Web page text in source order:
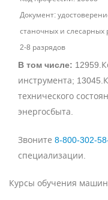
Документ:
станочных и слесарных
2‑8 разрядов
В том числе:
инструмента;
технического
энергосбыта.
Звоните
специализации.
Курсы обучения